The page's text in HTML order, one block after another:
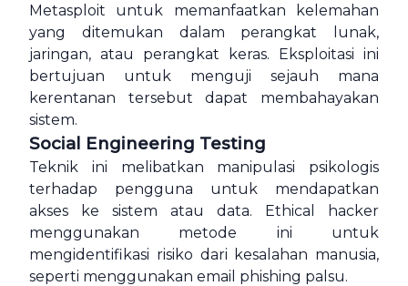
Metasploit untuk memanfaatkan kelemahan
yang ditemukan dalam perangkat lunak,
jaringan, atau perangkat keras. Eksploitasi ini
bertujuan untuk menguji sejauh mana
kerentanan tersebut dapat membahayakan
sistem.
Social Engineering Testing
Teknik ini melibatkan manipulasi psikologis
terhadap pengguna untuk mendapatkan
akses ke sistem atau data. Ethical hacker
menggunakan metode ini untuk
mengidentifikasi risiko dari kesalahan manusia,
seperti menggunakan email phishing palsu.